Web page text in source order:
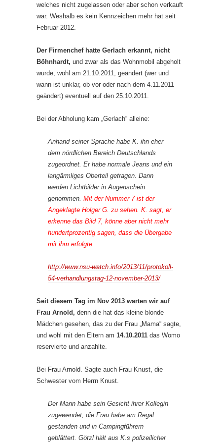
welches nicht zugelassen oder aber schon verkauft
war. Weshalb es kein Kennzeichen mehr hat seit
Februar 2012.
Der Firmenchef hatte Gerlach erkannt, nicht
Böhnhardt, und zwar als das Wohnmobil abgeholt
wurde, wohl am 21.10.2011, geändert (wer und
wann ist unklar, ob vor oder nach dem 4.11.2011
geändert) eventuell auf den 25.10.2011.
Bei der Abholung kam „Gerlach“ alleine:
Anhand seiner Sprache habe K. ihn eher
dem nördlichen Bereich Deutschlands
zugeordnet. Er habe normale Jeans und ein
langärmliges Oberteil getragen. Dann
werden Lichtbilder in Augenschein
genommen. Mit der Nummer 7 ist der
Angeklagte Holger G. zu sehen. K. sagt, er
erkenne das Bild 7, könne aber nicht mehr
hundertprozentig sagen, dass die Übergabe
mit ihm erfolgte.
http://www.nsu-watch.info/2013/11/protokoll-
54-verhandlungstag-12-november-2013/
Seit diesem Tag im Nov 2013 warten wir auf
Frau Arnold, denn die hat das kleine blonde
Mädchen gesehen, das zu der Frau „Mama“ sagte,
und wohl mit den Eltern am 14.10.2011 das Womo
reservierte und anzahlte.
Bei Frau Arnold. Sagte auch Frau Knust, die
Schwester vom Herrn Knust.
Der Mann habe sein Gesicht ihrer Kollegin
zugewendet, die Frau habe am Regal
gestanden und in Campingführern
geblättert. Götzl hält aus K.s polizeilicher